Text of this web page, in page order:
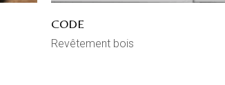
CODE
Revêtement bois